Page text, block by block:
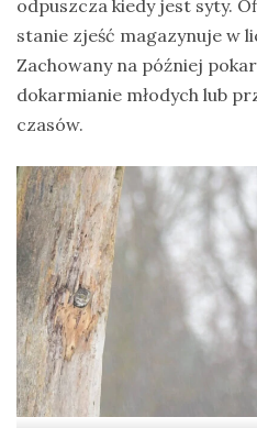
odpuszcza kiedy jest syty.
stanie zjeść magazynuje w
Zachowany na później
dokarmianie młodych lub
czasów.